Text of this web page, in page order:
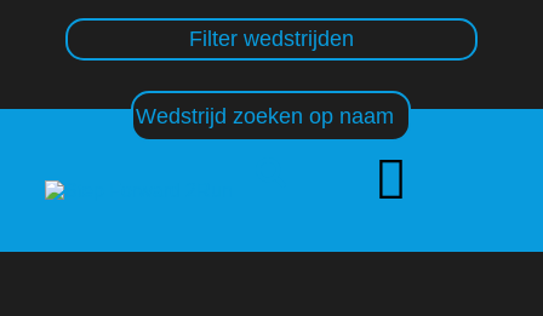
Filter wedstrijden